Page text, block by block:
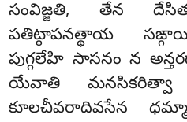
సంవిజ్జతి, తేన
పతిట్ఠాపనత్థాయ
పుగ్గలేహి సాసనం న
యేవాతి మనసికరిత్వా
కూలచీవరాదివసేన